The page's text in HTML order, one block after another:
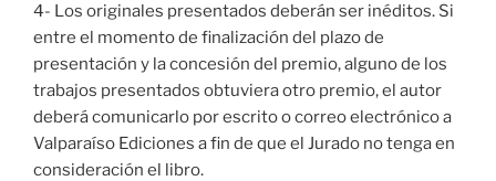
4- Los originales presentados deberán ser inéditos. Si
entre el momento de finalización del plazo de
presentación y la concesión del premio, alguno de los
trabajos presentados obtuviera otro premio, el autor
deberá comunicarlo por escrito o correo electrónico a
Valparaíso Ediciones a fin de que el Jurado no tenga en
consideración el libro.